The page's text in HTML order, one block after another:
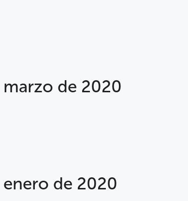
marzo de 2020
de 2020